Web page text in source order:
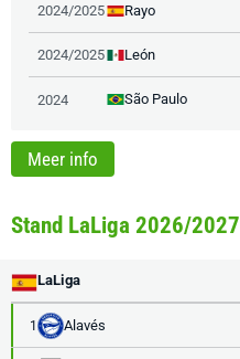
2024/2025 Rayo
2024/2025 León
2024 São Paulo
Meer info
Stand LaLiga 2026/2027
LaLiga
1 Alavés